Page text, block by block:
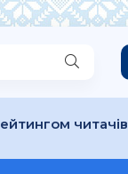
читачів